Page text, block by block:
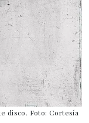
disco. Foto: Cortesía